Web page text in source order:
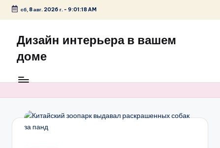
Перейти
содержимому
сб, 8 авг. 2026 г.- 9:01:18 AM
Дизайн интерьера в вашем
доме